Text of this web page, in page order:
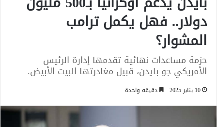
دولار.. فهل يكمل ترامب
المشوار؟
حزمة مساعدات نهائية تقدمها إدارة الرئيس
الأمريكي جو بايدن، قبيل مغادرتها البيت الأبيض.
10 يناير 2025 دقيقة واحدة